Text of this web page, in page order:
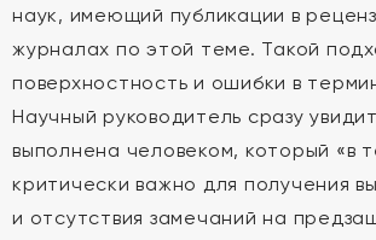
наук, имеющий публикации в
журналах по этой теме. Такой
поверхностность и ошибки в
Научный руководитель сразу
выполнена человеком, который «в
критически важно для получения
и отсутствия замечаний на